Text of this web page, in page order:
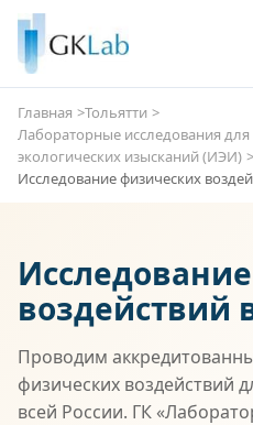
Главная
Тольятти
Лабораторные исследования
экологических изысканий (ИЭИ)
Исследование физических
воздействий
Проводим
физических воздействий
всей России. ГК